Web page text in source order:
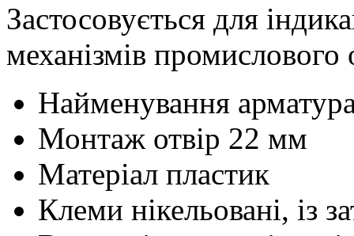
Застосовується для
механізмів
Найменування
Монтаж отвір 22 мм
Матеріал пластик
Клеми нікельовані, із